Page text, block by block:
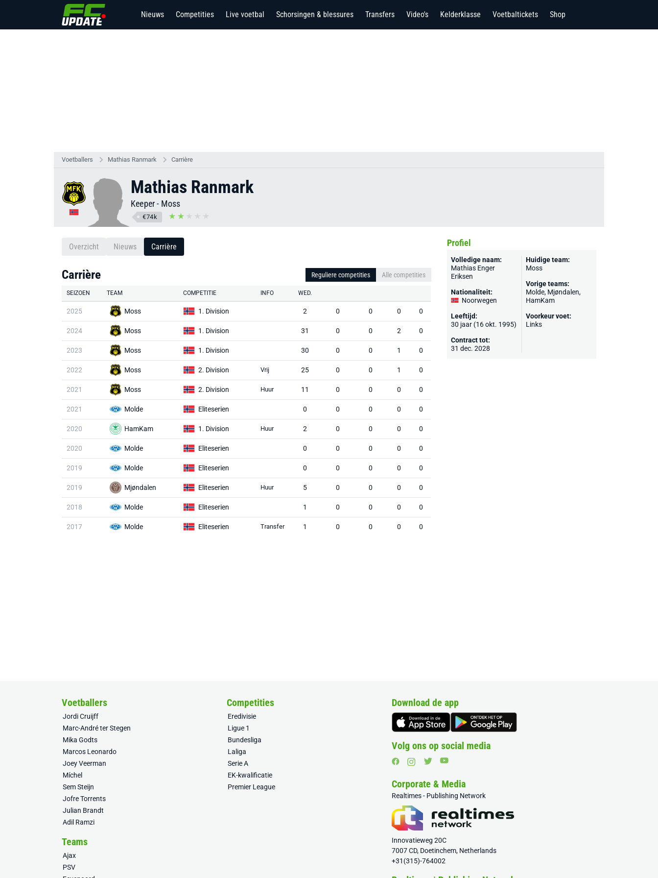
Nieuws Competities Live voetbal Schorsingen & blessures Transfers Video's Kelderklasse Voetbaltickets Shop
Voetballers Mathias Ranmark Carrière
Mathias Ranmark
Keeper- Moss
€74k
Overzicht Nieuws Carrière
Carrière Reguliere competities Alle competities
SEIZOEN TEAM COMPETITIE INFO WED.
2025 Moss 1. Division 2 0 0 0 0
2024 Moss 1. Division 31 0 0 2 0
2023 Moss 1. Division 30 0 0 1 0
2022 Moss 2. Division Vrij 25 0 0 1 0
2021 Moss 2. Division Huur 11 0 0 0 0
2021 Molde Eliteserien 0 0 0 0 0
2020 HamKam 1. Division Huur 2 0 0 0 0
2020 Molde Eliteserien 0 0 0 0 0
2019 Molde Eliteserien 0 0 0 0 0
2019 Mjøndalen Eliteserien Huur 5 0 0 0 0
2018 Molde Eliteserien 1 0 0 0 0
2017 Molde Eliteserien Transfer 1 0 0 0 0
Profiel
Volledige naam:
Mathias Enger
Eriksen
Nationaliteit:
Noorwegen
Leeftijd:
30 jaar (16 okt. 1995)
Contract tot:
31 dec. 2028
Huidige team:
Moss
Vorige teams:
Molde, Mjøndalen,
HamKam
Voorkeur voet:
Links
Voetballers
Jordi Cruijff
Marc-André ter Stegen
Mika Godts
Marcos Leonardo
Joey Veerman
Míchel
Sem Steijn
Jofre Torrents
Julian Brandt
Adil Ramzi
Competities
Eredivisie
Ligue 1
Bundesliga
Laliga
Serie A
EK-kwalificatie
Premier League
Teams
Ajax
PSV
Download de app
Volg ons op social media
Corporate & Media
Realtimes - Publishing Network
Innovatieweg 20C
7007 CD, Doetinchem, Netherlands
+31(315)-764002